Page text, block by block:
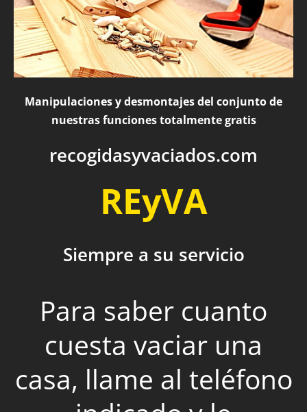
Manipulaciones y desmontajes del conjunto de
nuestras funciones totalmente gratis
recogidasyvaciados.com
REyVA
Siempre a su servicio
Para saber cuanto
cuesta vaciar una
casa, llame al teléfono